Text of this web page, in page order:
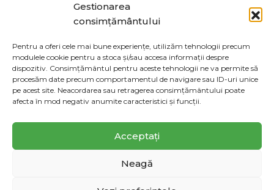
Gestionarea
consimțământului
Pentru a oferi cele mai bune experiențe, utilizăm tehnologii precum
modulele cookie pentru a stoca și/sau accesa informații despre
dispozitiv. Consimțământul pentru aceste tehnologii ne va permite să
procesăm date precum comportamentul de navigare sau ID-uri unice
pe acest site. Neacordarea sau retragerea consimțământului poate
afecta în mod negativ anumite caracteristici și funcții.
Acceptați
Neagă
contact@econadin.com
REȚELE SOCIALE